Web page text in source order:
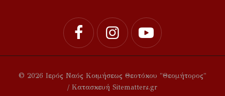
© 2026 Ιερός Ναός Κοιμήσεως Θεοτόκου "Θεομήτορος"
/ Κατασκευή Sitematters.gr